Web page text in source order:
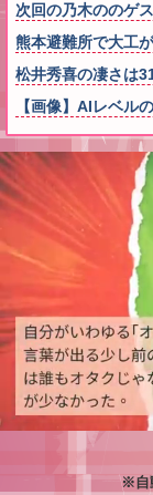
次回の乃木ののゲ
熊本避難所で大工
松井秀喜の凄さは
【画像】AIレベル
※自